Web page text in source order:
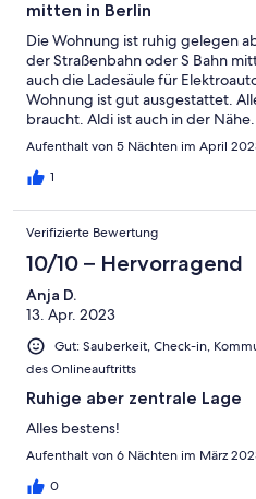
mitten in Berlin
Die Wohnung ist ruhig gelegen
der Straßenbahn oder S Bahn
auch die Ladesäule für
Wohnung ist gut ausgestattet.
braucht. Aldi ist auch in der Nähe.
Aufenthalt von 5 Nächten im April
1
Verifizierte Bewertung
10/10 – Hervorragend
Anja D.
13. Apr. 2023
Gut: Sauberkeit, Check-in,
des Onlineauftritts
Ruhige aber zentrale Lage
Alles bestens!
Aufenthalt von 6 Nächten im März
0